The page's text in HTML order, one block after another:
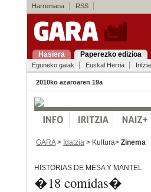
Harremana RSS
Hasiera Paperezko edizioa
Eguneko gaiak Euskal Herria Iritzia
2010ko azaroaren 19a
GARA> Idatzia > Kultura> Zinema
HISTORIAS DE MESA Y MANTEL
�18 comidas�